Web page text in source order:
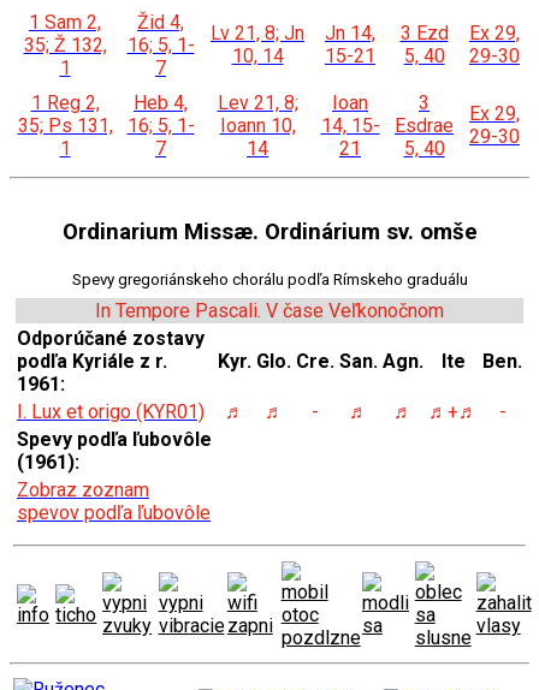
1 Sam 2,
35; Ž 132,
1
Žid 4,
16; 5, 1-
7
Lv 21, 8; Jn
10, 14
Jn 14,
15-21
3 Ezd
5, 40
Ex 29,
29-30
1 Reg 2,
35; Ps 131,
1
Heb 4,
16; 5, 1-
7
Lev 21, 8;
Ioann 10,
14
Ioan
14, 15-
21
3
Esdrae
5, 40
Ex 29,
29-30
Ordinarium Missæ. Ordinárium sv. omše
Spevy gregoriánskeho chorálu podľa Rímskeho graduálu
In Tempore Pascali. V čase Veľkonočnom
Odporúčané zostavy
podľa Kyriále z r.
1961:
Kyr. Glo. Cre. San. Agn. Ite Ben.
I. Lux et origo (KYR01) ♬ ♬ - ♬ ♬ ♬+♬
-
Spevy podľa ľubovôle
(1961):
Zobraz zoznam
spevov podľa ľubovôle